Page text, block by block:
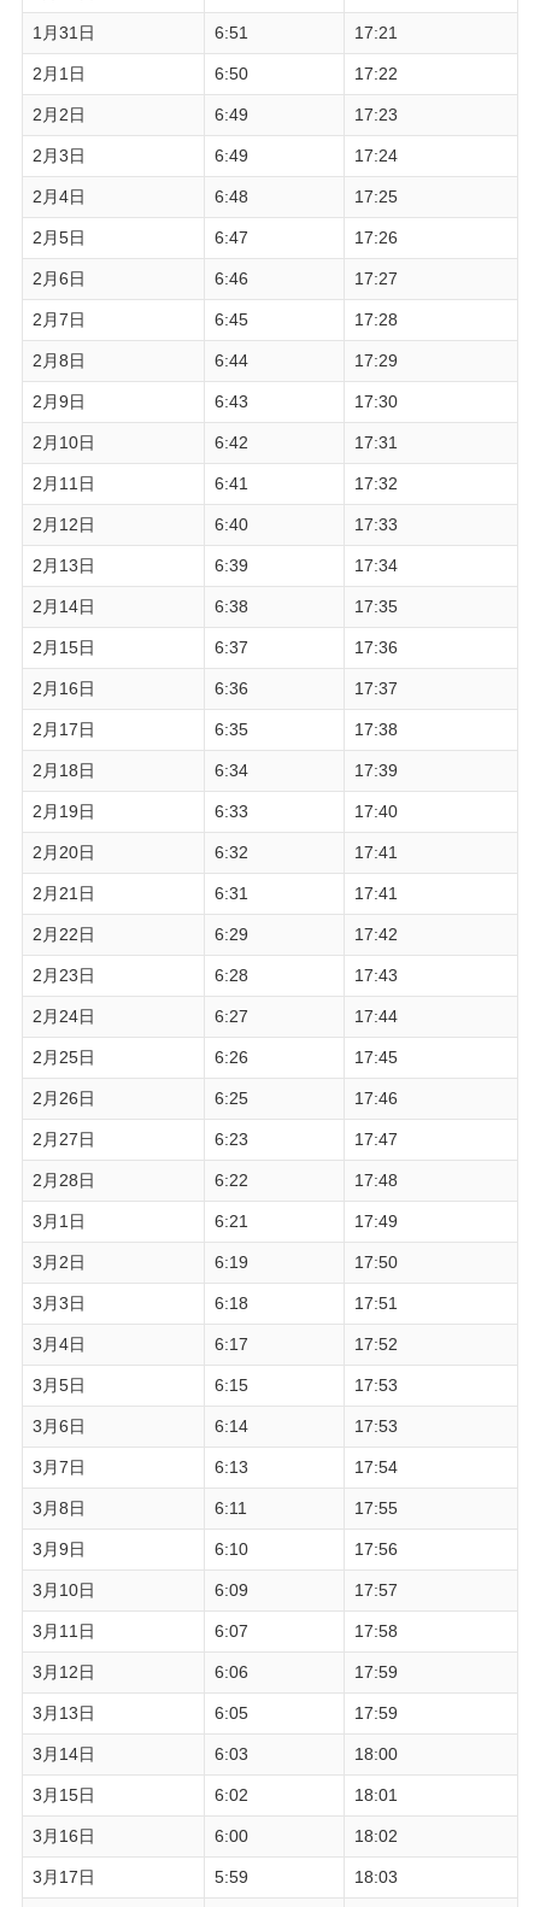
1月31日 6:51 17:21
2月1日 6:50 17:22
2月2日 6:49 17:23
2月3日 6:49 17:24
2月4日 6:48 17:25
2月5日 6:47 17:26
2月6日 6:46 17:27
2月7日 6:45 17:28
2月8日 6:44 17:29
2月9日 6:43 17:30
2月10日 6:42 17:31
2月11日 6:41 17:32
2月12日 6:40 17:33
2月13日 6:39 17:34
2月14日 6:38 17:35
2月15日 6:37 17:36
2月16日 6:36 17:37
2月17日 6:35 17:38
2月18日 6:34 17:39
2月19日 6:33 17:40
2月20日 6:32 17:41
2月21日 6:31 17:41
2月22日 6:29 17:42
2月23日 6:28 17:43
2月24日 6:27 17:44
2月25日 6:26 17:45
2月26日 6:25 17:46
2月27日 6:23 17:47
2月28日 6:22 17:48
3月1日 6:21 17:49
3月2日 6:19 17:50
3月3日 6:18 17:51
3月4日 6:17 17:52
3月5日 6:15 17:53
3月6日 6:14 17:53
3月7日 6:13 17:54
3月8日 6:11 17:55
3月9日 6:10 17:56
3月10日 6:09 17:57
3月11日 6:07 17:58
3月12日 6:06 17:59
3月13日 6:05 17:59
3月14日 6:03 18:00
3月15日 6:02 18:01
3月16日 6:00 18:02
3月17日 5:59 18:03